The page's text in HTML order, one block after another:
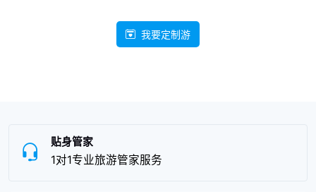
我要定制游
贴身管家
1对1专业旅游管家服务